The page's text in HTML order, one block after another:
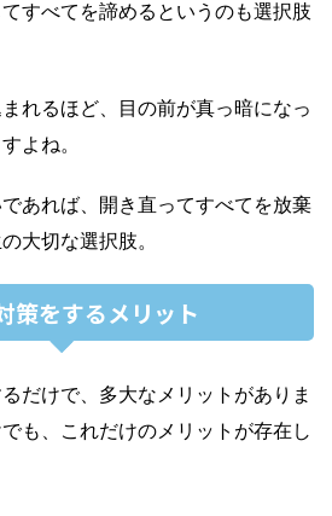
すべてを諦めるというのも選択肢
れるほど、目の前が真っ暗になっ
よね。
あれば、開き直ってすべてを放棄
大切な選択肢。
策をするメリット
だけで、多大なメリットがありま
も、これだけのメリットが存在し